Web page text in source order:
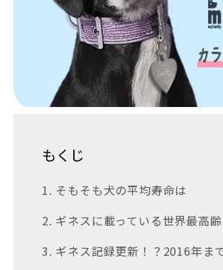
もくじ
1. そもそも犬の平均寿命は
2. ギネスに載っている世界最高
3. ギネス記録更新！？2016年ま